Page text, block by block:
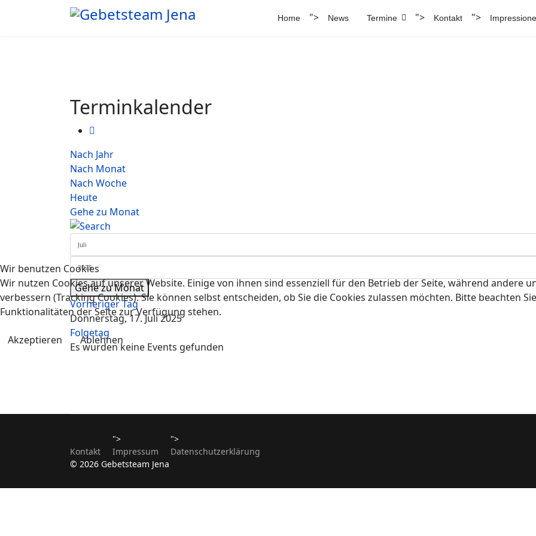
Home "> News Termine "> Kontakt ">
Terminkalender
Nach Jahr
Nach Monat
Nach Woche
Heute
Gehe zu Monat
Gehe zu Monat
Vorheriger Tag
Donnerstag, 17. Juli 2025
Folgetag
Es wurden keine Events gefunden
Kontakt
">
Impressum
">
Datenschutzerklärung
© 2026 Gebetsteam Jena
Wir benutzen Cookies
Wir nutzen Cookies auf unserer Website. Einige von ihnen sind essenziell für den Betrieb der Seite, während andere
verbessern (Tracking Cookies). Sie können selbst entscheiden, ob Sie die Cookies zulassen möchten. Bitte beachten
Funktionalitäten der Seite zur Verfügung stehen.
Akzeptieren Ablehnen